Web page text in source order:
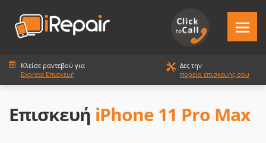
Κλείσε ραντεβού για
Express Επισκευή
Δες την
πορεία επισκευής σου
Επισκευή iPhone 11 Pro Max